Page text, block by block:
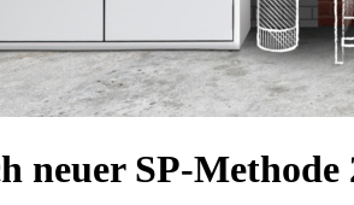
neuer SP-Methode